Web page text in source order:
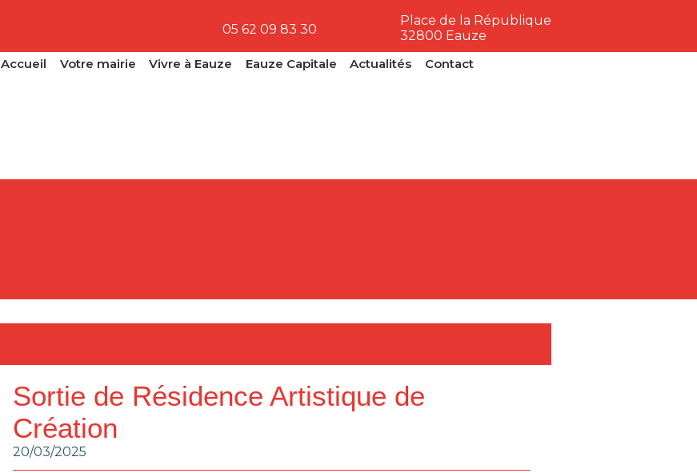
05 62 09 83 30
Place de la République
32800 Eauze
Accueil
Votre mairie Vivre à Eauze Eauze Capitale Actualités Contact
Sortie de Résidence Artistique de
Création
20/03/2025